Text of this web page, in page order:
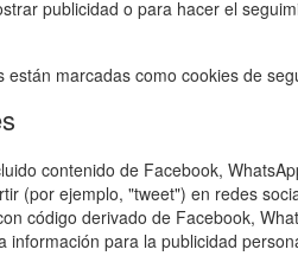
publicidad o para hacer el
están marcadas como cookies de
contenido de Facebook,
(por ejemplo, "tweet") en redes
código derivado de Facebook,
información para la publicidad